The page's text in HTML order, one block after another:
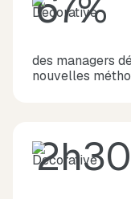
des managers
nouvelles
2h30